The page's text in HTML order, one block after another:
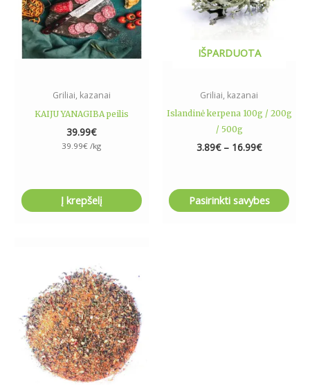
Griliai, kazanai
KAIJU YANAGIBA peilis
39.99€
39.99€ /kg
Į krepšelį
IŠPARDUOTA
Griliai, kazanai
Islandinė kerpena 100g / 200g
/ 500g
3.89€ – 16.99€
Pasirinkti savybes
options
may
chosen
page
through
5.79€
has
multiple
variants.
The
options
may
be